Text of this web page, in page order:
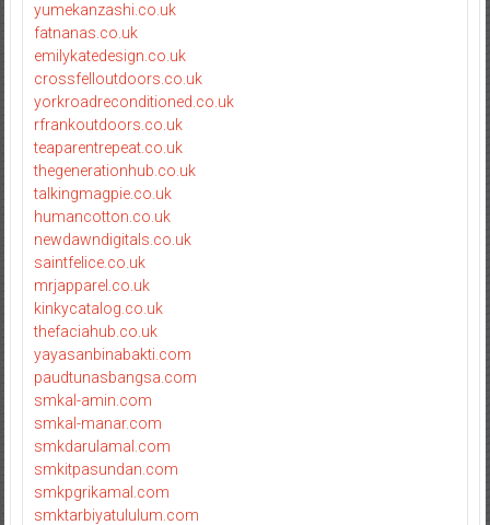
yumekanzashi.co.uk
fatnanas.co.uk
emilykatedesign.co.uk
crossfelloutdoors.co.uk
yorkroadreconditioned.co.uk
rfrankoutdoors.co.uk
teaparentrepeat.co.uk
thegenerationhub.co.uk
talkingmagpie.co.uk
humancotton.co.uk
newdawndigitals.co.uk
saintfelice.co.uk
mrjapparel.co.uk
kinkycatalog.co.uk
thefaciahub.co.uk
yayasanbinabakti.com
paudtunasbangsa.com
smkal-amin.com
smkal-manar.com
smkdarulamal.com
smkitpasundan.com
smkpgrikamal.com
smktarbiyatululum.com